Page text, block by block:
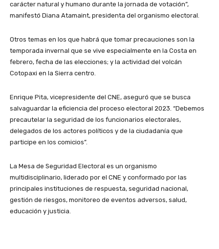
carácter natural y humano durante la jornada de votación”,
manifestó Diana Atamaint, presidenta del organismo electoral.
Otros temas en los que habrá que tomar precauciones son la
temporada invernal que se vive especialmente en la Costa en
febrero, fecha de las elecciones; y la actividad del volcán
Cotopaxi en la Sierra centro.
Enrique Pita, vicepresidente del CNE, aseguró que se busca
salvaguardar la eficiencia del proceso electoral 2023. “Debemos
precautelar la seguridad de los funcionarios electorales,
delegados de los actores políticos y de la ciudadanía que
participe en los comicios”.
La Mesa de Seguridad Electoral es un organismo
multidisciplinario, liderado por el CNE y conformado por las
principales instituciones de respuesta, seguridad nacional,
gestión de riesgos, monitoreo de eventos adversos, salud,
educación y justicia.